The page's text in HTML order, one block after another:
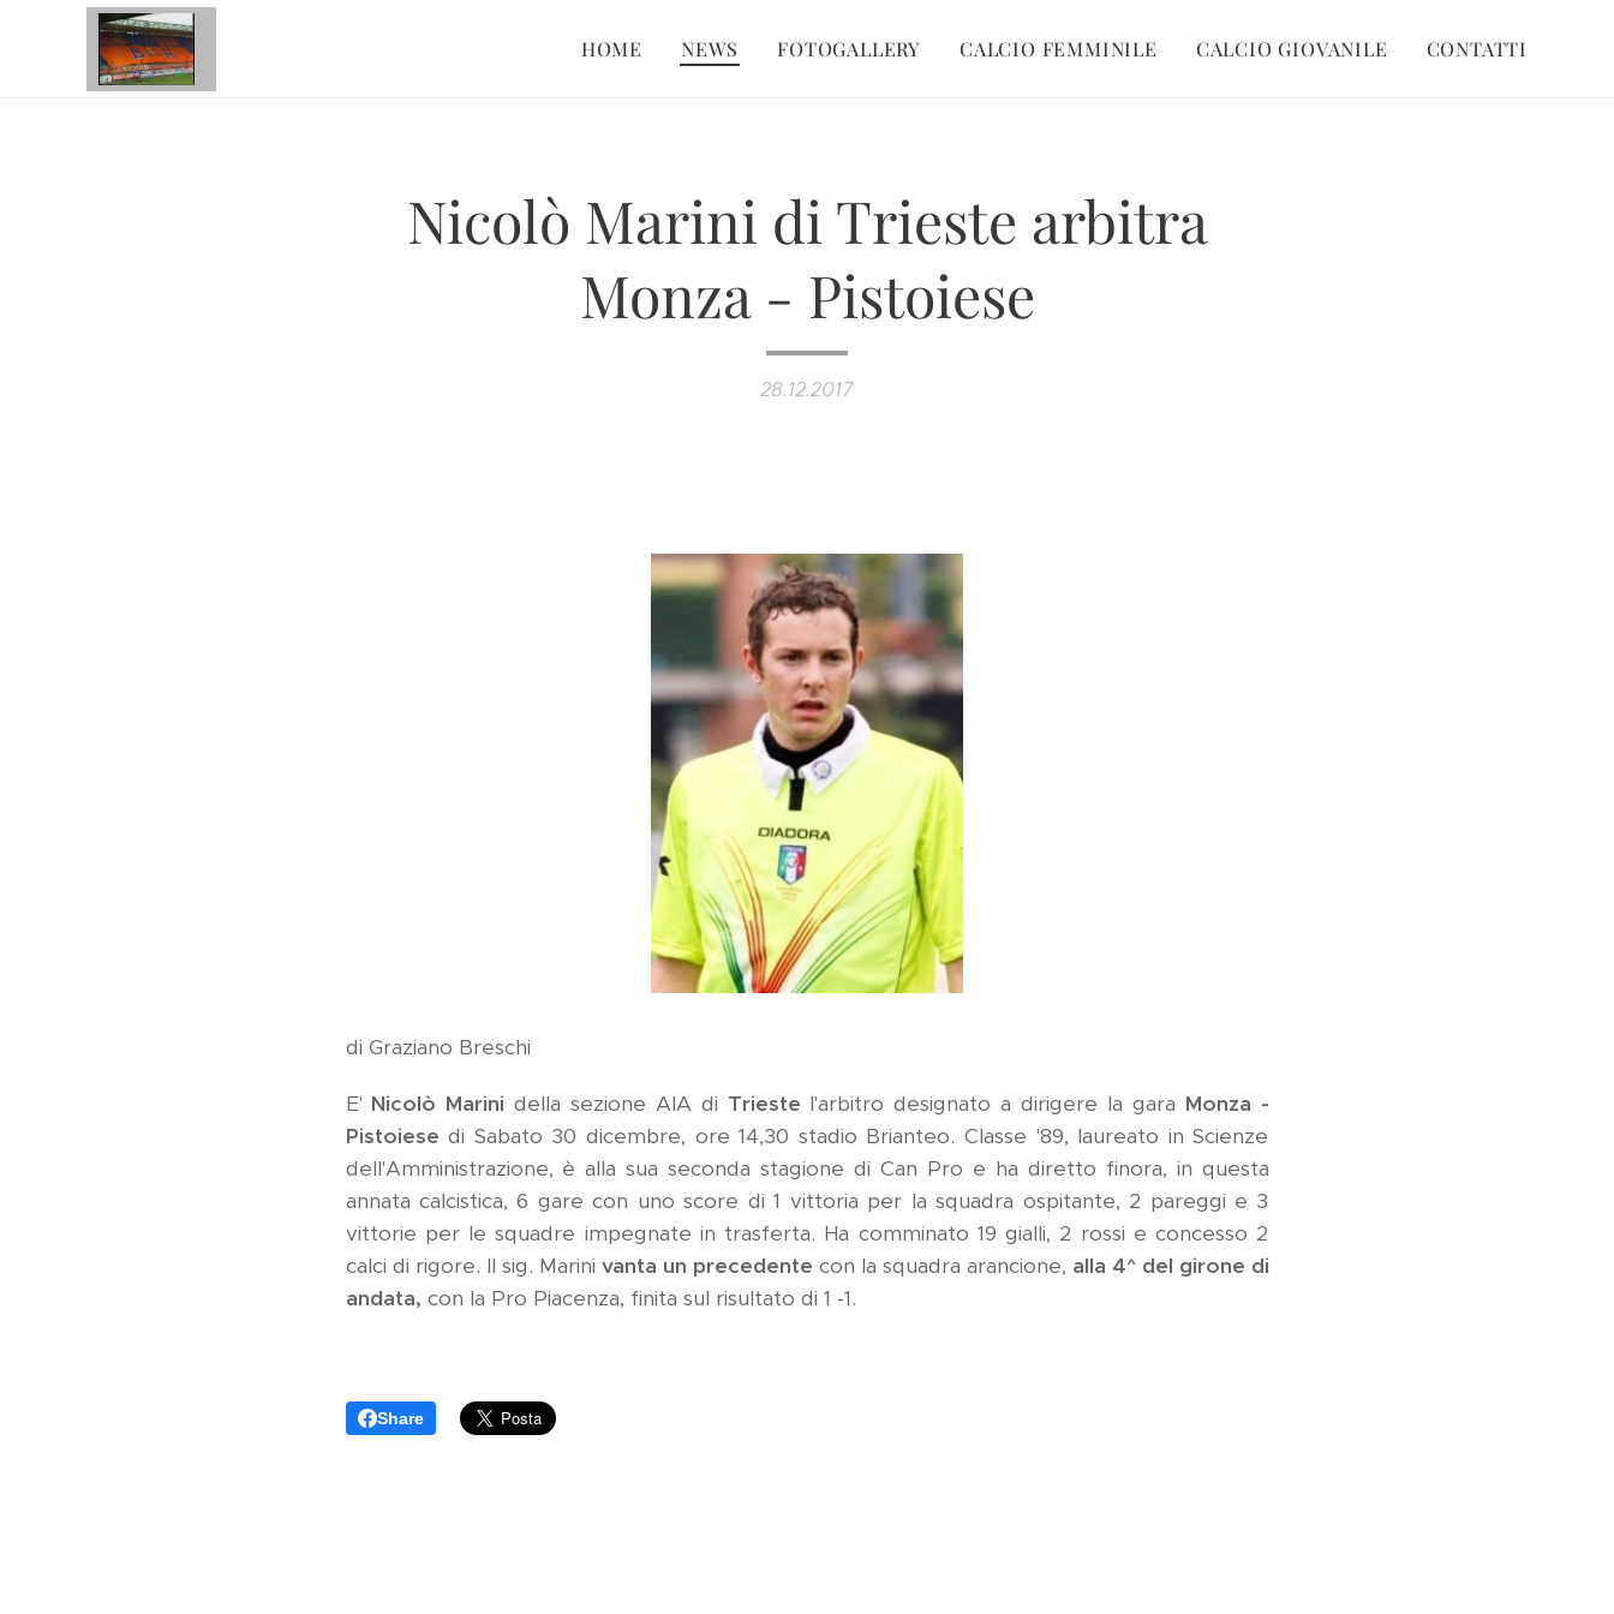
HOME NEWS FOTOGALLERY CALCIO FEMMINILE CALCIO GIOVANILE CONTATTI
Nicolò Marini di Trieste arbitra
Monza - Pistoiese
28.12.2017
di Graziano Breschi
E' Nicolò Marini della sezione AIA di Trieste l'arbitro designato a dirigere la gara Monza -
Pistoiese di Sabato 30 dicembre, ore 14,30 stadio Brianteo. Classe '89, laureato in Scienze
dell'Amministrazione, è alla sua seconda stagione di Can Pro e ha diretto finora, in questa
annata calcistica, 6 gare con uno score di 1 vittoria per la squadra ospitante, 2 pareggi e 3
vittorie per le squadre impegnate in trasferta. Ha comminato 19 gialli, 2 rossi e concesso 2
calci di rigore. Il sig. Marini vanta un precedente con la squadra arancione, alla 4^ del girone di
andata, con la Pro Piacenza, finita sul risultato di 1 -1.
Share